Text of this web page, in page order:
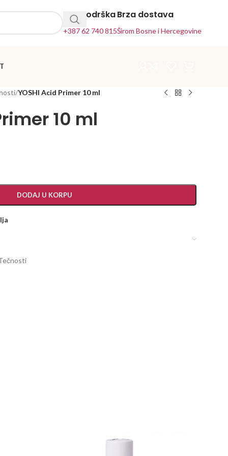
24h Podrška
+387 62 740 815
Brza dostava
Širom Bosne i Hercegovine
/YOSHI Acid Primer 10 ml
10 ml
DODAJ U KORPU